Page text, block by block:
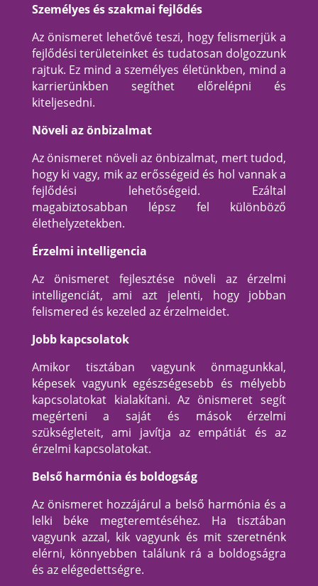
Személyes és szakmai fejlődés
Az önismeret lehetővé teszi, hogy felismerjük a
fejlődési területeinket és tudatosan dolgozzunk
rajtuk. Ez mind a személyes életünkben, mind a
karrierünkben segíthet előrelépni és
kiteljesedni.
Növeli az önbizalmat
Az önismeret növeli az önbizalmat, mert tudod,
hogy ki vagy, mik az erősségeid és hol vannak a
fejlődési lehetőségeid. Ezáltal
magabiztosabban lépsz fel különböző
élethelyzetekben.
Érzelmi intelligencia
Az önismeret fejlesztése növeli az érzelmi
intelligenciát, ami azt jelenti, hogy jobban
felismered és kezeled az érzelmeidet.
Jobb kapcsolatok
Amikor tisztában vagyunk önmagunkkal,
képesek vagyunk egészségesebb és mélyebb
kapcsolatokat kialakítani. Az önismeret segít
megérteni a saját és mások érzelmi
szükségleteit, ami javítja az empátiát és az
érzelmi kapcsolatokat.
Belső harmónia és boldogság
Az önismeret hozzájárul a belső harmónia és a
lelki béke megteremtéséhez. Ha tisztában
vagyunk azzal, kik vagyunk és mit szeretnénk
elérni, könnyebben találunk rá a boldogságra
és az elégedettségre.